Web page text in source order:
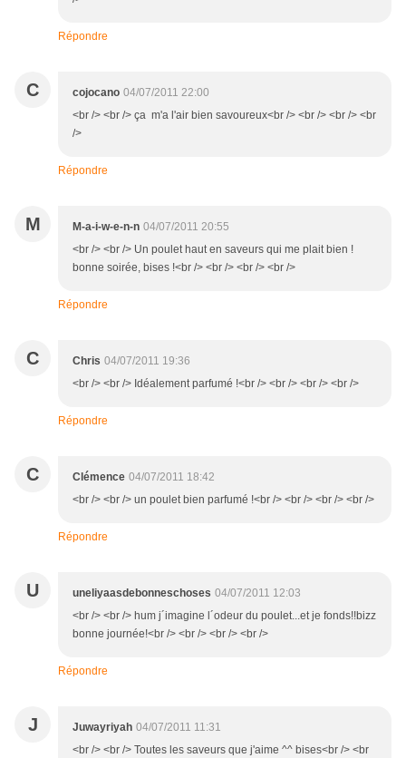
Répondre
C cojocano 04/07/2011 22:00
<br /> <br /> ça m'a l'air bien savoureux<br /> <br /> <br /> <br
/>
Répondre
M M-a-i-w-e-n-n 04/07/2011 20:55
<br /> <br /> Un poulet haut en saveurs qui me plait bien !
bonne soirée, bises !<br /> <br /> <br /> <br />
Répondre
C Chris 04/07/2011 19:36
<br /> <br /> Idéalement parfumé !<br /> <br /> <br /> <br />
Répondre
C Clémence 04/07/2011 18:42
<br /> <br /> un poulet bien parfumé !<br /> <br /> <br /> <br />
Répondre
U uneliyaasdebonneschoses 04/07/2011 12:03
<br /> <br /> hum j´imagine l´odeur du poulet...et je fonds!!bizz
bonne journée!<br /> <br /> <br /> <br />
Répondre
J Juwayriyah 04/07/2011 11:31
<br /> <br /> Toutes les saveurs que j'aime ^^ bises<br /> <br